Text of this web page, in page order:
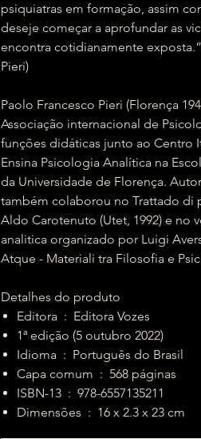
psiquiatras em formação, assim
deseje começar a aprofundar as
encontra cotidianamente
Pieri)
Paolo Francesco Pieri (Florença
Associação internacional de
funções didáticas junto ao Centro
Ensina Psicologia Analítica na
da Universidade de Florença.
também colaborou no Trattado di
Aldo Carotenuto (Utet, 1992) e
analitica organizado por Luigi
Atque - Materiali tra Filosofia e
Detalhes do produto
Editora ‏ : ‎ Editora Vozes
1ª edição (5 outubro 2022)
Idioma ‏ : ‎ Português do Brasil
Capa comum ‏ : ‎ 568 páginas
ISBN-13 ‏ : ‎ 978-6557135211
Dimensões ‏ : ‎ 16 x 2.3 x 23 cm